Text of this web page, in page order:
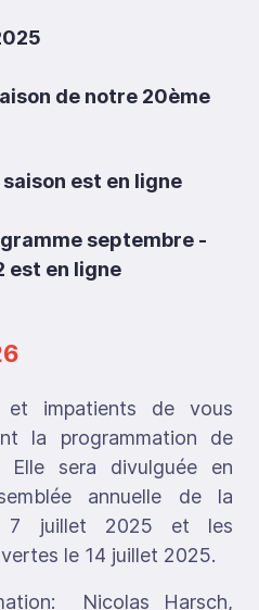
de notre 20ème
est en ligne
septembre -
est en ligne
et impatients de vous
la programmation de
Elle sera divulguée en
annuelle de la
7 juillet 2025 et les
le 14 juillet 2025.
Nicolas Harsch,